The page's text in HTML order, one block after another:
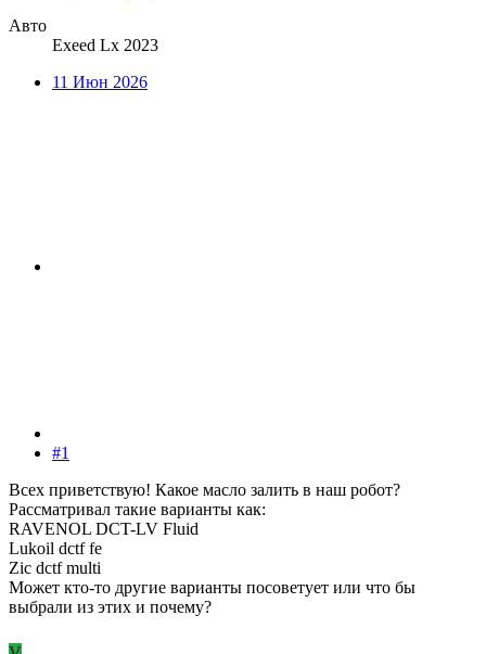
Авто
Exeed Lx 2023
11 Июн 2026
#1
Всех приветствую! Какое масло залить в наш робот?
Рассматривал такие варианты как:
RAVENOL DCT-LV Fluid
Lukoil dctf fe
Zic dctf multi
Может кто-то другие варианты посоветует или что бы
выбрали из этих и почему?